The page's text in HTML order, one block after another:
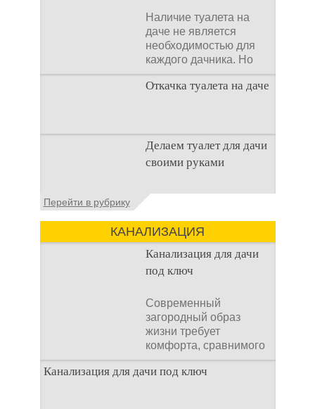
Наличие туалета на
даче не является
необходимостью для
каждого дачника. Но
многие люди думают,
что
Откачка туалета на даче
Туалет на даче – это
первая постройка,
которая изначально
участке. Она может
Делаем туалет для дачи
своими руками
Туалеты для дачи – это
начинается
благоустройство
дачного участка,
Перейти в рубрику
КАНАЛИЗАЦИЯ
Канализация для дачи
под ключ
Современный
загородный образ
жизни требует
комфорта, сравнимого
с городским. Однако
отсутствие
Канализация для дачи под ключ